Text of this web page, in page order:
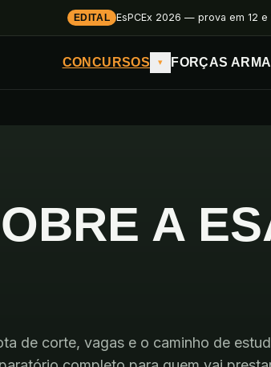
EDITAL EsPCEx 2026 — prova em 12
CONCURSOS ▾ FORÇAS
A
de corte, vagas e o caminho de